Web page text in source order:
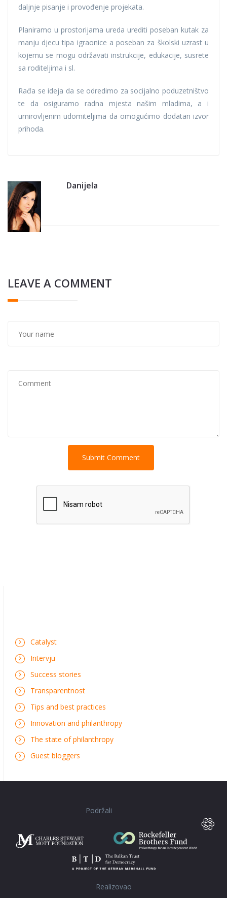
daljnje pisanje i provođenje projekata.
Planiramo u prostorijama ureda urediti poseban kutak za
manju djecu tipa igraonice a poseban za školski uzrast u
kojemu se mogu održavati instrukcije, edukacije, susrete
sa roditeljima i sl.
Rađa se ideja da se odredimo za socijalno poduzetništvo
te da osiguramo radna mjesta našim mladima, a i
umirovljenim udomiteljima da omogućimo dodatan izvor
prihoda.
Danijela
LEAVE A COMMENT
Catalyst
Intervju
Success stories
Transparentnost
Tips and best practices
Innovation and philanthropy
The state of philanthropy
Guest bloggers
Podržali
Realizovao